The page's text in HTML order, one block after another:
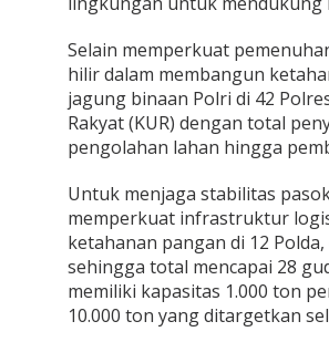
Selain memperkuat
hilir dalam membangun
jagung binaan Polri di 42
Rakyat (KUR) dengan total
pengolahan lahan hingga
Untuk menjaga stabilitas
memperkuat infrastruktur
ketahanan pangan di 12
sehingga total mencapai 28
memiliki kapasitas 1.000 ton
10.000 ton yang ditargetkan